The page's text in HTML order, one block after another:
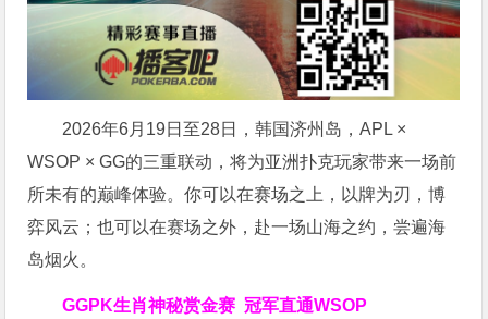
2026年6月19日至28日，韩国济州岛，APL ×
WSOP × GG的三重联动，将为亚洲扑克玩家带来一场前
所未有的巅峰体验。你可以在赛场之上，以牌为刃，博
弈风云；也可以在赛场之外，赴一场山海之约，尝遍海
岛烟火。
GGPK生肖神秘赏金赛冠军直通WSOP